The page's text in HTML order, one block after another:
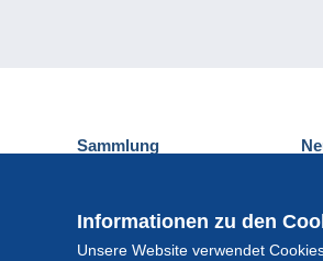
Informationen zu den
Unsere Website verwendet
Sammlung
Münzen und Banknoten
Andere Sammlungen